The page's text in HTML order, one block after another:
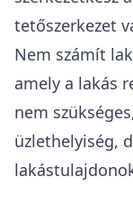
forgalmi érték
nyilatkozatát
szükség
szakértőt
energetikai
felhasználhatja​.